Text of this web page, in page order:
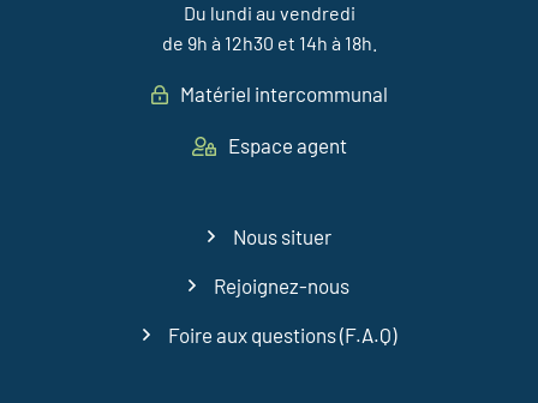
Du lundi au vendredi
de 9h à 12h30 et 14h à 18h.
Matériel intercommunal
Espace agent
Nous situer
Rejoignez-nous
Foire aux questions (F.A.Q)